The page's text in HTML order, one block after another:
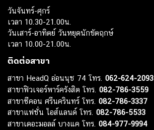
วันจันทร์-ศุกร์
เวลา 10.30-21.00น.
วันเสาร์-อาทิตย์ วันหยุดนักขัตฤกษ์
เวลา 10.00-21.00น.
ติดต่อสาขา
สาขา HeadQ อ่อนนุช 74 โทร. 062-624-2093
สาขาฟิวเจอร์พาร์ครังสิต โทร. 082-786-3559
สาขาซีคอน ศรีนครินทร์ โทร. 082-786-3337
สาขาแฟชั่น ไอส์แลนด์ โทร. 082-786-5533
สาขาเดอะมอลล์ บางแค โทร. 084-977-9994